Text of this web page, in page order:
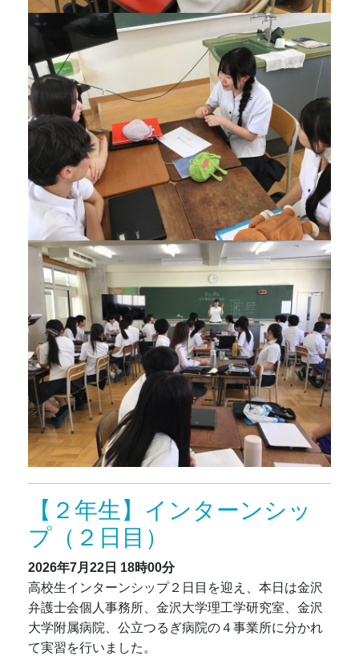
【２年生】インターンシッ
プ（２日目）
2026年7月22日 18時00分
高校生インターンシップ２日目を迎え、本日は金沢
弁護士会個人事務所、金沢大学理工学研究室、金沢
大学附属病院、公立つるぎ病院の４事業所に分かれ
て実習を行いました。